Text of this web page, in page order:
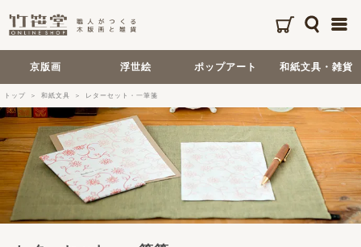
京版画 浮世絵 ポップアート 和紙文具・雑貨
トップ 和紙文具 レターセット・一筆箋